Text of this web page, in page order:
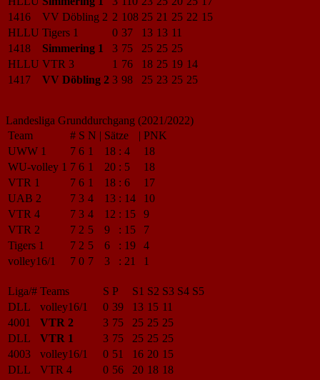
1416
VV Döbling 2 2 108 25 21 25 22 15
HLLU Tigers 1 0 37 13 13 11
1418
Simmering 1 3 75 25 25 25
HLLU VTR 3 1 76 18 25 19 14
1417
VV Döbling 2 3 98 25 23 25 25
Landesliga Grunddurchgang (2021/2022)
Team
# S N | Sätze | PNK
UWW 1
7 6 1 18 : 4
18
WU-volley 1 7 6 1 20 : 5
18
VTR 1
7 6 1 18 : 6
17
UAB 2
7 3 4 13 : 14
10
VTR 4
7 3 4 12 : 15
9
VTR 2
7 2 5 9 : 15
7
Tigers 1
7 2 5 6 : 19
4
volley16/1
7 0 7 3 : 21 1
Liga/# Teams S P S1 S2 S3 S4 S5
DLL
volley16/1 0 39 13 15 11
4001
VTR 2 3 75 25 25 25
DLL
VTR 1 3 75 25 25 25
4003
volley16/1 0 51 16 20 15
DLL
VTR 4 0 56 20 18 18